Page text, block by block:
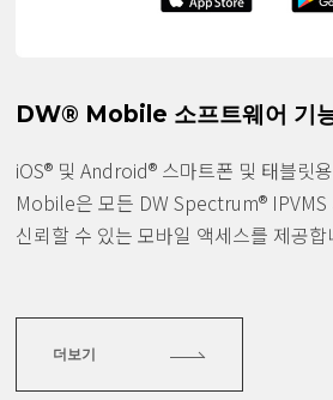
DW® Mobile 소프트웨어 기
iOS® 및 Android® 스마트폰 및 태블릿
Mobile은 모든 DW Spectrum® IPVMS
신뢰할 수 있는 모바일 액세스를 제공합
더보기